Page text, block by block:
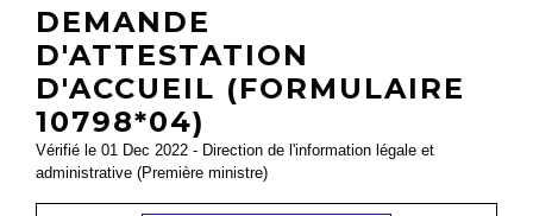
DEMANDE
D'ATTESTATION
D'ACCUEIL (FORMULAIRE
10798*04)
Vérifié le 01 Dec 2022 - Direction de l'information légale et
administrative (Première ministre)